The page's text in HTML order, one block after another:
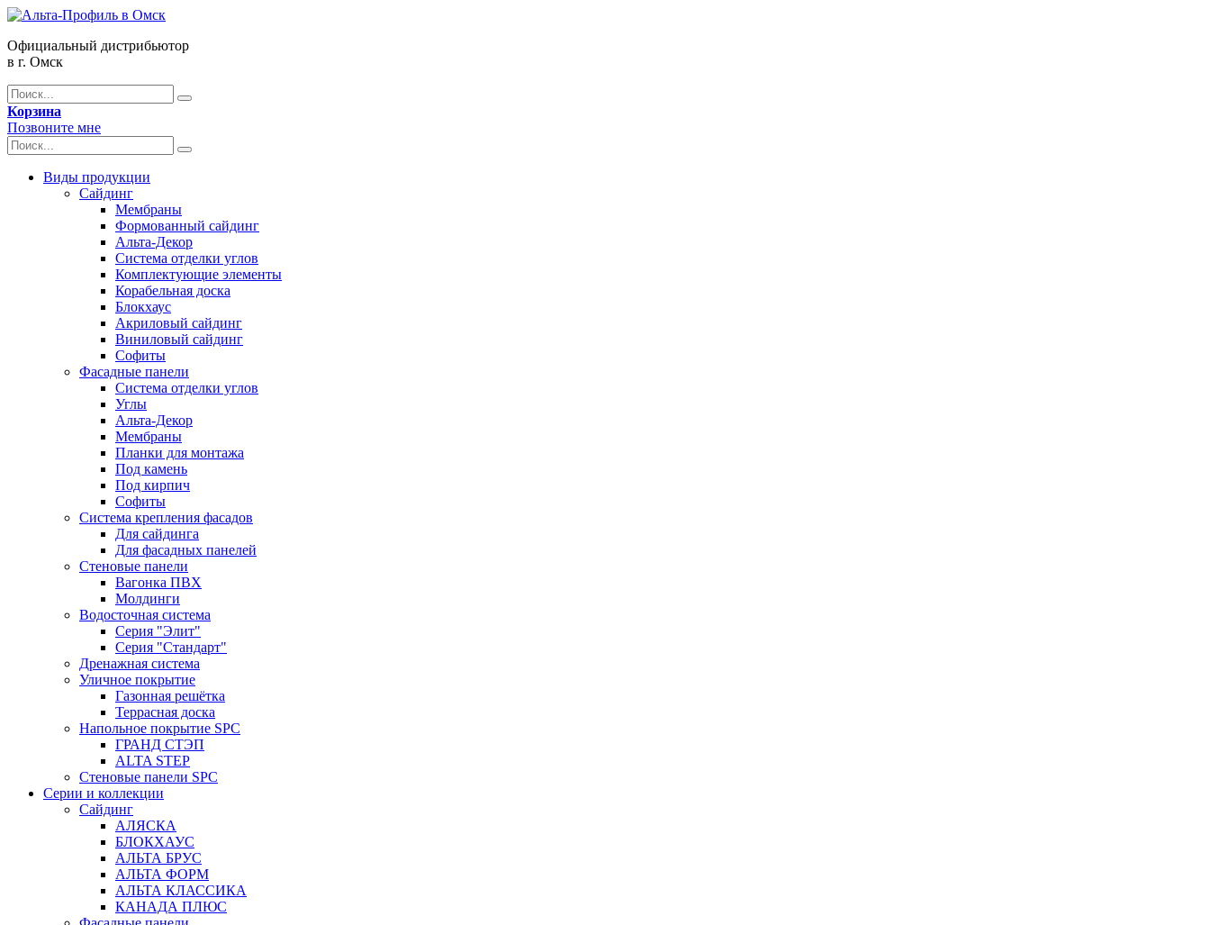
Официальный дистрибьютор
в г. Омск
Корзина
Позвоните мне
Виды продукции
Сайдинг
Мембраны
Формованный сайдинг
Альта-Декор
Система отделки углов
Комплектующие элементы
Корабельная доска
Блокхаус
Акриловый сайдинг
Виниловый сайдинг
Софиты
Фасадные панели
Система отделки углов
Углы
Альта-Декор
Мембраны
Планки для монтажа
Под камень
Под кирпич
Софиты
Система крепления фасадов
Для сайдинга
Для фасадных панелей
Стеновые панели
Вагонка ПВХ
Молдинги
Водосточная система
Серия "Элит"
Серия "Стандарт"
Дренажная система
Уличное покрытие
Газонная решётка
Террасная доска
Напольное покрытие SPC
ГРАНД СТЭП
ALTA STEP
Стеновые панели SPC
Серии и коллекции
Сайдинг
АЛЯСКА
БЛОКХАУС
АЛЬТА БРУС
АЛЬТА ФОРМ
АЛЬТА КЛАССИКА
КАНАДА ПЛЮС